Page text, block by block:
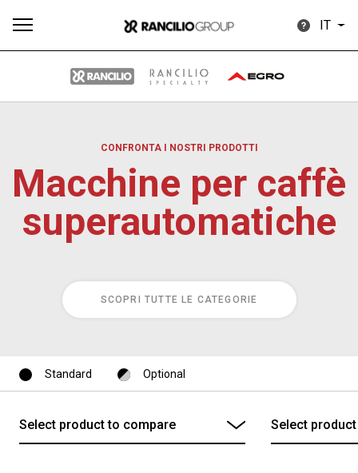
IT
CONFRONTA I NOSTRI PRODOTTI
Macchine per caffè
superautomatiche
SCOPRI TUTTE LE CATEGORIE
Standard Optional
Prodotti News Download
News
La nostra storia